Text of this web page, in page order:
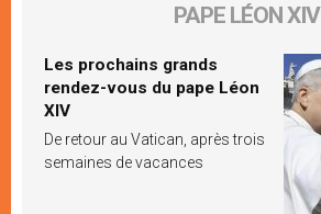
PAPE LÉON XIV
Les prochains grands
rendez-vous du pape Léon
XIV
De retour au Vatican, après trois
semaines de vacances